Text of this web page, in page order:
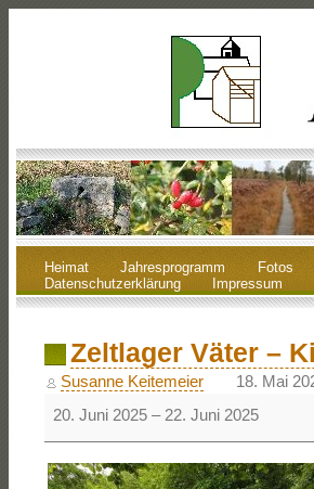
Heimat Jahresprogramm Fotos
Datenschutzerklärung
Impressum
Zeltlager Väter –
Susanne Keitemeier 18. Mai
Zeltlager
Kinder
20. Juni 2025 – 22. Juni 2025